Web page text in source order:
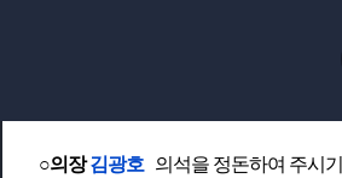
○의장김광호 의석을 정돈하여 주시